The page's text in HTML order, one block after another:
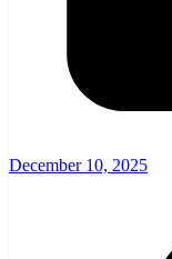
December 10, 2025